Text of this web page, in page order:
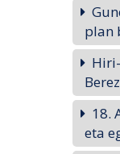
plan
18.
eta